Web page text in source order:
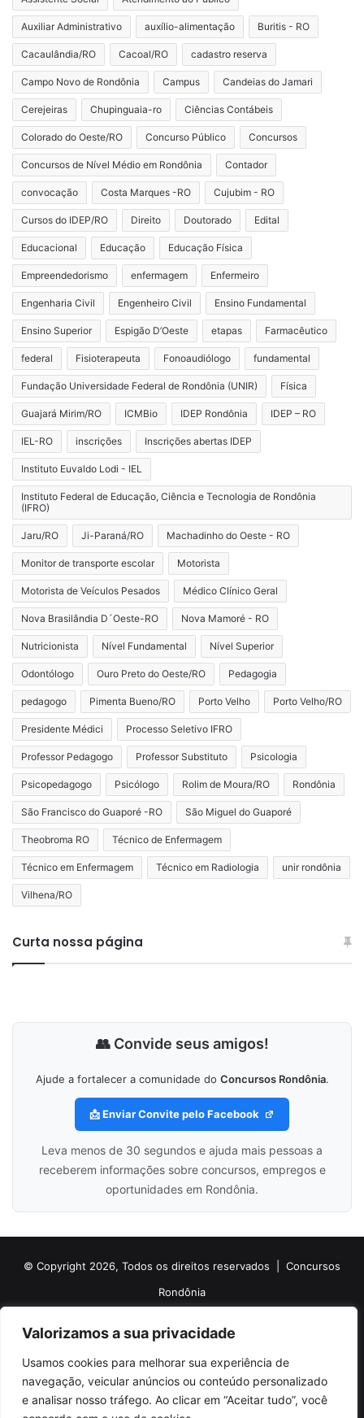
Valorizamos a sua privacidade
Usamos cookies para melhorar sua experiência de
navegação, veicular anúncios ou conteúdo personalizado
e analisar nosso tráfego. Ao clicar em “Aceitar tudo”, você
Auxiliar Administrativo auxílio-alimentação Buritis - RO
Cacaulândia/RO Cacoal/RO cadastro reserva
Campo Novo de Rondônia Campus Candeias do Jamari
Cerejeiras Chupinguaia-ro Ciências Contábeis
Colorado do Oeste/RO Concurso Público Concursos
Concursos de Nível Médio em Rondônia Contador
convocação Costa Marques -RO Cujubim - RO
Cursos do IDEP/RO Direito Doutorado Edital
Educacional Educação Educação Física
Empreendedorismo enfermagem Enfermeiro
Engenharia Civil Engenheiro Civil Ensino Fundamental
Ensino Superior Espigão D’Oeste etapas Farmacêutico
federal Fisioterapeuta Fonoaudiólogo fundamental
Fundação Universidade Federal de Rondônia (UNIR) Física
Guajará Mirim/RO ICMBio IDEP Rondônia IDEP – RO
IEL-RO inscrições Inscrições abertas IDEP
Instituto Euvaldo Lodi - IEL
Instituto Federal de Educação, Ciência e Tecnologia de Rondônia
(IFRO)
Jaru/RO Ji-Paraná/RO Machadinho do Oeste - RO
Monitor de transporte escolar Motorista
Motorista de Veículos Pesados Médico Clínico Geral
Nova Brasilândia D´Oeste-RO Nova Mamoré - RO
Nutricionista Nível Fundamental Nível Superior
Odontólogo Ouro Preto do Oeste/RO Pedagogia
pedagogo Pimenta Bueno/RO Porto Velho Porto Velho/RO
Presidente Médici Processo Seletivo IFRO
Professor Pedagogo Professor Substituto Psicologia
Psicopedagogo Psicólogo Rolim de Moura/RO Rondônia
São Francisco do Guaporé -RO São Miguel do Guaporé
Theobroma RO Técnico de Enfermagem
Técnico em Enfermagem Técnico em Radiologia unir rondônia
Vilhena/RO
Curta nossa página
👥 Convide seus amigos!
Ajude a fortalecer a comunidade do Concursos Rondônia.
📩 Enviar Convite pelo Facebook
Leva menos de 30 segundos e ajuda mais pessoas a
receberem informações sobre concursos, empregos e
oportunidades em Rondônia.
© Copyright 2026, Todos os direitos reservados | Concursos
Rondônia
Sobre o Concursos Rondônia
Siga nossas redes sociais
Web Stories Anuncie
Facebook
X PinterestLinkedinYouTubeInstagramTelegramTikTok